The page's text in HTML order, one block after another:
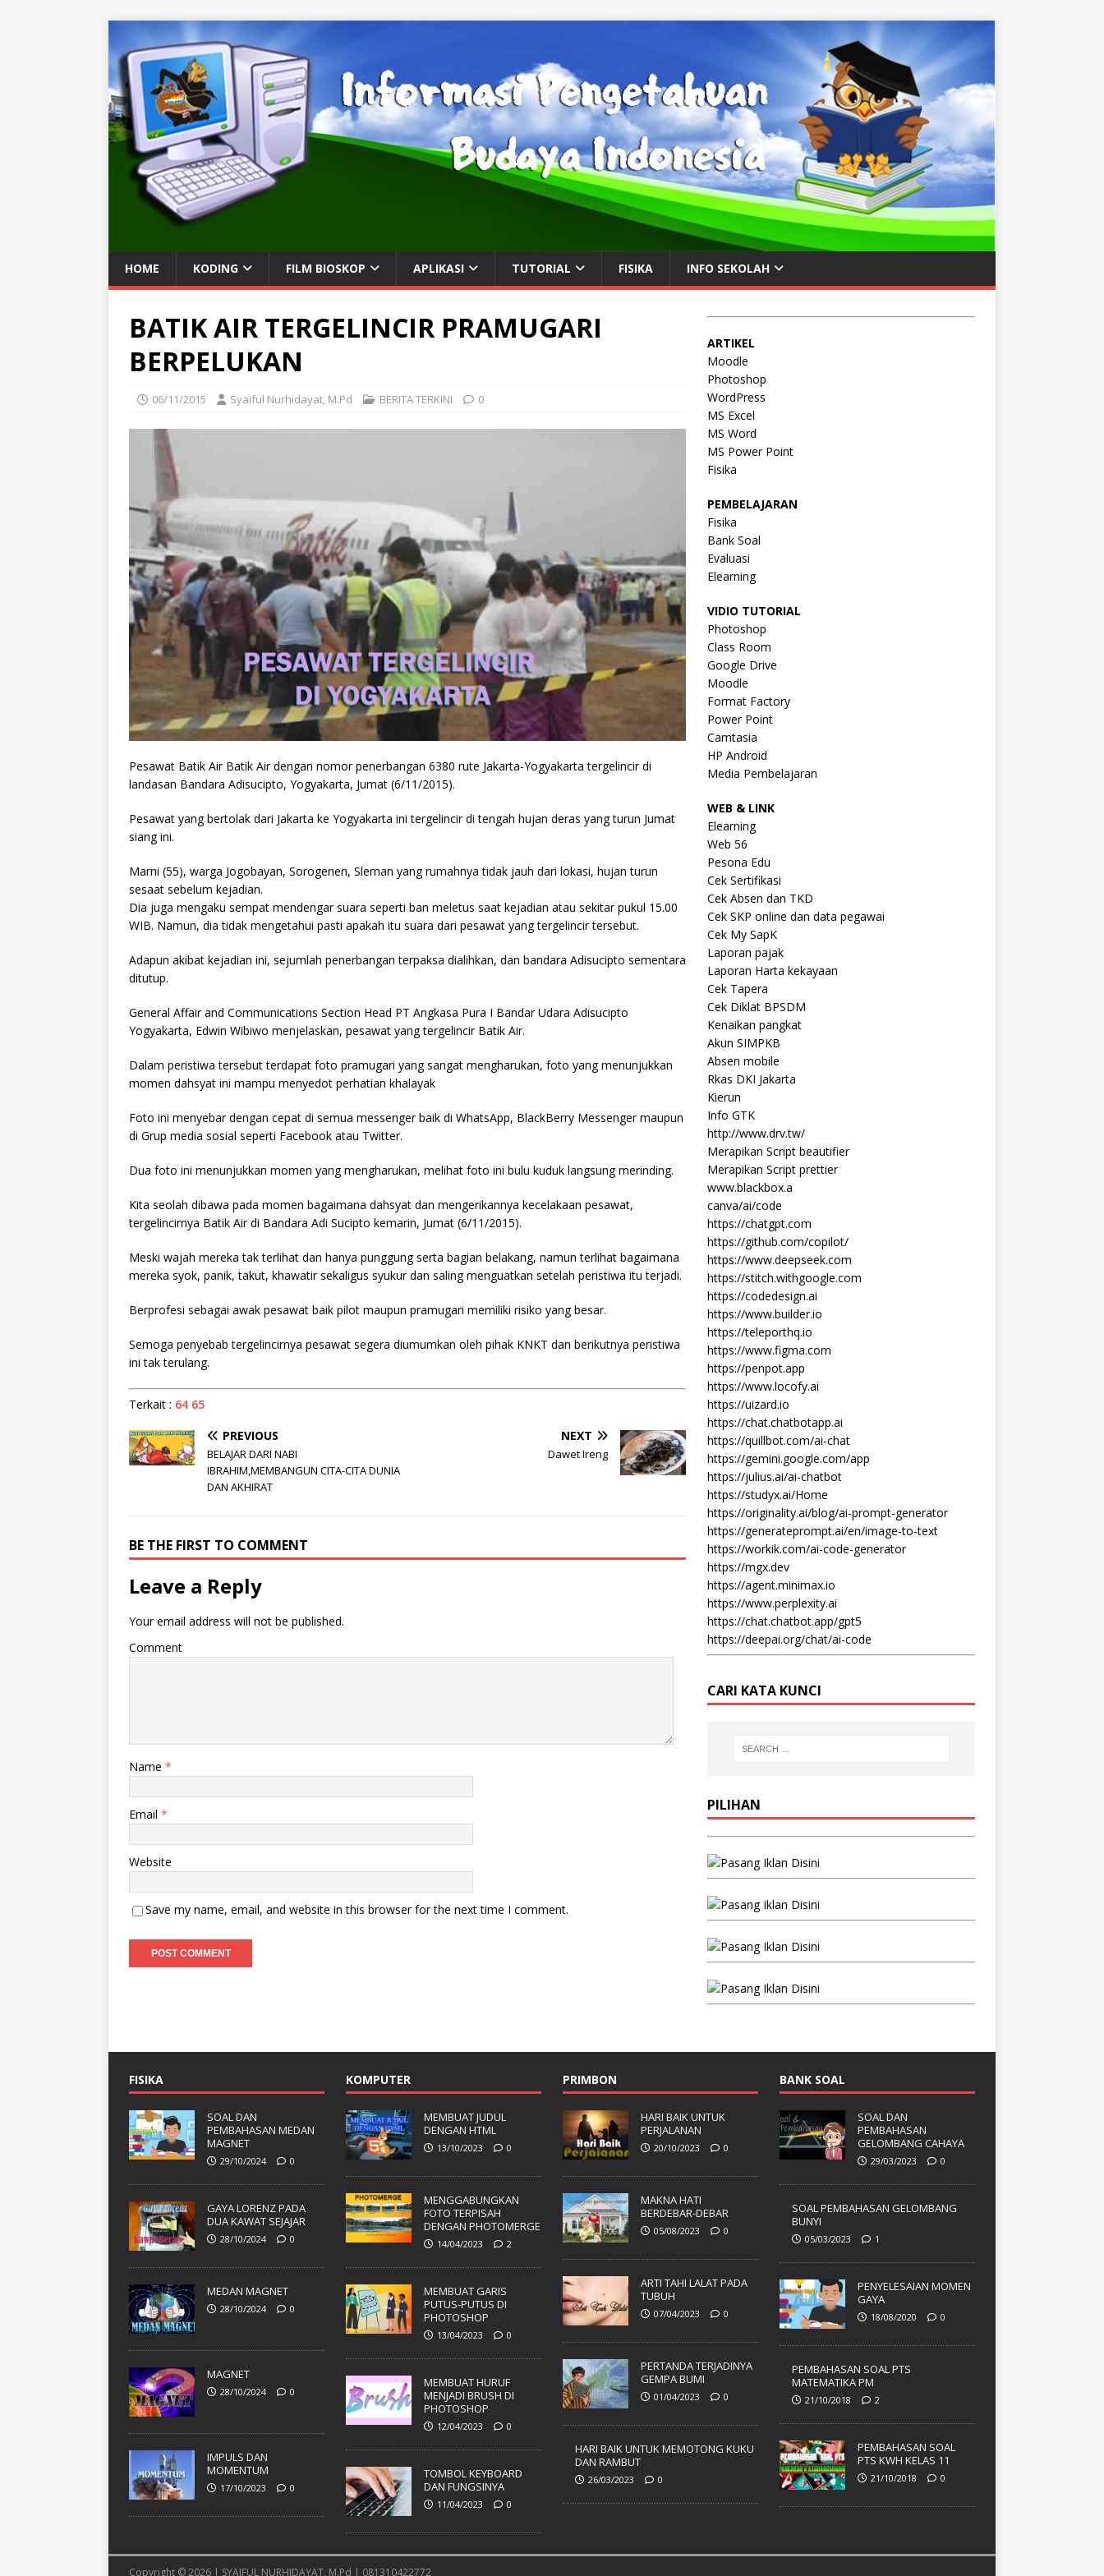
HOME KODING FILM BIOSKOP APLIKASI TUTORIAL FISIKA INFO SEKOLAH
BATIK AIR TERGELINCIR PRAMUGARI
BERPELUKAN
06/11/2015 Syaiful Nurhidayat, M.Pd BERITA TERKINI 0
Pesawat Batik Air Batik Air dengan nomor penerbangan 6380 rute Jakarta-Yogyakarta tergelincir di
landasan Bandara Adisucipto, Yogyakarta, Jumat (6/11/2015).
Pesawat yang bertolak dari Jakarta ke Yogyakarta ini tergelincir di tengah hujan deras yang turun Jumat
siang ini.
Marni (55), warga Jogobayan, Sorogenen, Sleman yang rumahnya tidak jauh dari lokasi, hujan turun
sesaat sebelum kejadian.
Dia juga mengaku sempat mendengar suara seperti ban meletus saat kejadian atau sekitar pukul 15.00
WIB. Namun, dia tidak mengetahui pasti apakah itu suara dari pesawat yang tergelincir tersebut.
Adapun akibat kejadian ini, sejumlah penerbangan terpaksa dialihkan, dan bandara Adisucipto sementara
ditutup.
General Affair and Communications Section Head PT Angkasa Pura I Bandar Udara Adisucipto
Yogyakarta, Edwin Wibiwo menjelaskan, pesawat yang tergelincir Batik Air.
Dalam peristiwa tersebut terdapat foto pramugari yang sangat mengharukan, foto yang menunjukkan
momen dahsyat ini mampu menyedot perhatian khalayak
Foto ini menyebar dengan cepat di semua messenger baik di WhatsApp, BlackBerry Messenger maupun
di Grup media sosial seperti Facebook atau Twitter.
Dua foto ini menunjukkan momen yang mengharukan, melihat foto ini bulu kuduk langsung merinding.
Kita seolah dibawa pada momen bagaimana dahsyat dan mengerikannya kecelakaan pesawat,
tergelincirnya Batik Air di Bandara Adi Sucipto kemarin, Jumat (6/11/2015).
Meski wajah mereka tak terlihat dan hanya punggung serta bagian belakang, namun terlihat bagaimana
mereka syok, panik, takut, khawatir sekaligus syukur dan saling menguatkan setelah peristiwa itu terjadi.
Berprofesi sebagai awak pesawat baik pilot maupun pramugari memiliki risiko yang besar.
Semoga penyebab tergelincirnya pesawat segera diumumkan oleh pihak KNKT dan berikutnya peristiwa
ini tak terulang.
Terkait : 64 65
PREVIOUS
BELAJAR DARI NABI
IBRAHIM,MEMBANGUN CITA-CITA DUNIA
DAN AKHIRAT
NEXT
Dawet Ireng
BE THE FIRST TO COMMENT
Leave a Reply
Your email address will not be published.
Comment
Name *
Email *
Website
Save my name, email, and website in this browser for the next time I comment.
ARTIKEL
Moodle
Photoshop
WordPress
MS Excel
MS Word
MS Power Point
Fisika
PEMBELAJARAN
Fisika
Bank Soal
Evaluasi
Elearning
VIDIO TUTORIAL
Photoshop
Class Room
Google Drive
Moodle
Format Factory
Power Point
Camtasia
HP Android
Media Pembelajaran
WEB & LINK
Elearning
Web 56
Pesona Edu
Cek Sertifikasi
Cek Absen dan TKD
Cek SKP online dan data pegawai
Cek My SapK
Laporan pajak
Laporan Harta kekayaan
Cek Tapera
Cek Diklat BPSDM
Kenaikan pangkat
Akun SIMPKB
Absen mobile
Rkas DKI Jakarta
Kierun
Info GTK
http://www.drv.tw/
Merapikan Script beautifier
Merapikan Script prettier
www.blackbox.a
canva/ai/code
https://chatgpt.com
https://github.com/copilot/
https://www.deepseek.com
https://stitch.withgoogle.com
https://codedesign.ai
https://www.builder.io
https://teleporthq.io
https://www.figma.com
https://penpot.app
https://www.locofy.ai
https://uizard.io
https://chat.chatbotapp.ai
https://quillbot.com/ai-chat
https://gemini.google.com/app
https://julius.ai/ai-chatbot
https://studyx.ai/Home
https://originality.ai/blog/ai-prompt-generator
https://generateprompt.ai/en/image-to-text
https://workik.com/ai-code-generator
https://mgx.dev
https://agent.minimax.io
https://www.perplexity.ai
https://chat.chatbot.app/gpt5
https://deepai.org/chat/ai-code
CARI KATA KUNCI
PILIHAN
FISIKA
SOAL DAN
PEMBAHASAN MEDAN
MAGNET
29/10/2024 0
GAYA LORENZ PADA
DUA KAWAT SEJAJAR
28/10/2024 0
MEDAN MAGNET
28/10/2024 0
MAGNET
28/10/2024 0
IMPULS DAN
MOMENTUM
17/10/2023 0
KOMPUTER
MEMBUAT JUDUL
DENGAN HTML
13/10/2023 0
MENGGABUNGKAN
FOTO TERPISAH
DENGAN PHOTOMERGE
14/04/2023 2
MEMBUAT GARIS
PUTUS-PUTUS DI
PHOTOSHOP
13/04/2023 0
MEMBUAT HURUF
MENJADI BRUSH DI
PHOTOSHOP
12/04/2023 0
TOMBOL KEYBOARD
DAN FUNGSINYA
11/04/2023 0
PRIMBON
HARI BAIK UNTUK
PERJALANAN
20/10/2023 0
MAKNA HATI
BERDEBAR-DEBAR
05/08/2023 0
ARTI TAHI LALAT PADA
TUBUH
07/04/2023 0
PERTANDA TERJADINYA
GEMPA BUMI
01/04/2023 0
HARI BAIK UNTUK MEMOTONG KUKU
DAN RAMBUT
26/03/2023 0
BANK SOAL
SOAL DAN
PEMBAHASAN
GELOMBANG CAHAYA
29/03/2023 0
SOAL PEMBAHASAN GELOMBANG
BUNYI
05/03/2023 1
PENYELESAIAN MOMEN
GAYA
18/08/2020 0
PEMBAHASAN SOAL PTS
MATEMATIKA PM
21/10/2018 2
PEMBAHASAN SOAL
PTS KWH KELAS 11
21/10/2018 0
Copyright © 2026 | SYAIFUL NURHIDAYAT, M.Pd | 081310422772